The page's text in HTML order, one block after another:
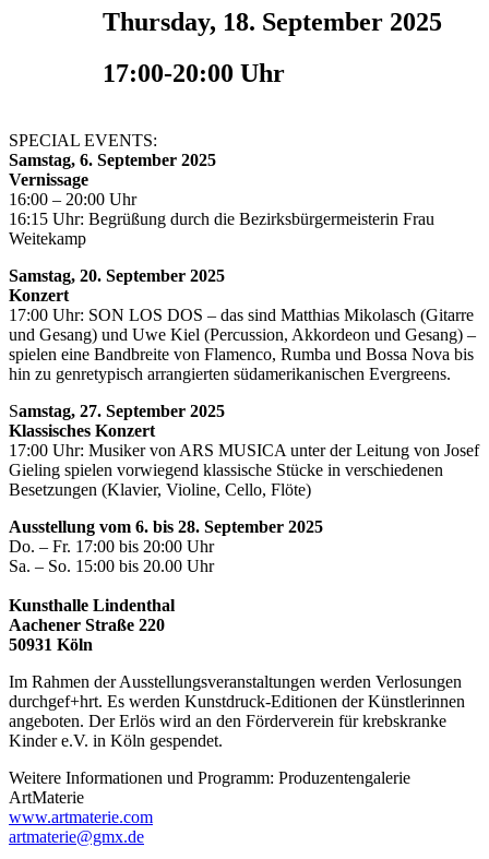
Thursday, 18. September 2025
17:00-20:00 Uhr
SPECIAL EVENTS:
Samstag, 6. September 2025
Vernissage
16:00 – 20:00 Uhr
16:15 Uhr: Begrüßung durch die Bezirksbürgermeisterin Frau
Weitekamp
Samstag, 20. September 2025
Konzert
17:00 Uhr: SON LOS DOS – das sind Matthias Mikolasch (Gitarre
und Gesang) und Uwe Kiel (Percussion, Akkordeon und Gesang) –
spielen eine Bandbreite von Flamenco, Rumba und Bossa Nova bis
hin zu genretypisch arrangierten südamerikanischen Evergreens.
Samstag, 27. September 2025
Klassisches Konzert
17:00 Uhr: Musiker von ARS MUSICA unter der Leitung von Josef
Gieling spielen vorwiegend klassische Stücke in verschiedenen
Besetzungen (Klavier, Violine, Cello, Flöte)
Ausstellung vom 6. bis 28. September 2025
Do. – Fr. 17:00 bis 20:00 Uhr
Sa. – So. 15:00 bis 20.00 Uhr
Kunsthalle Lindenthal
Aachener Straße 220
50931 Köln
Im Rahmen der Ausstellungsveranstaltungen werden Verlosungen
durchgef+hrt. Es werden Kunstdruck-Editionen der Künstlerinnen
angeboten. Der Erlös wird an den Förderverein für krebskranke
Kinder e.V. in Köln gespendet.
Weitere Informationen und Programm: Produzentengalerie
ArtMaterie
www.artmaterie.com
artmaterie@gmx.de